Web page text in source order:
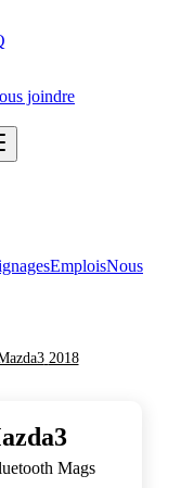
joindre
EmploisNous
2018
Mags